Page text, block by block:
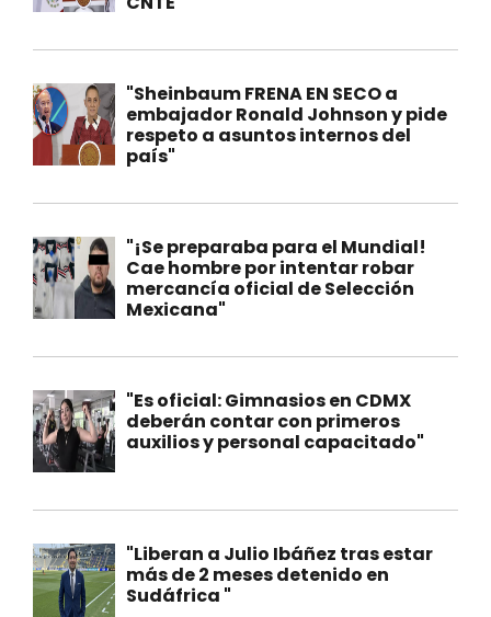
"Sheinbaum FRENA EN SECO a
embajador Ronald Johnson y pide
respeto a asuntos internos del
país"
"¡Se preparaba para el Mundial!
Cae hombre por intentar robar
mercancía oficial de Selección
Mexicana"
"Es oficial: Gimnasios en CDMX
deberán contar con primeros
auxilios y personal capacitado"
"Liberan a Julio Ibáñez tras estar
más de 2 meses detenido en
Sudáfrica "